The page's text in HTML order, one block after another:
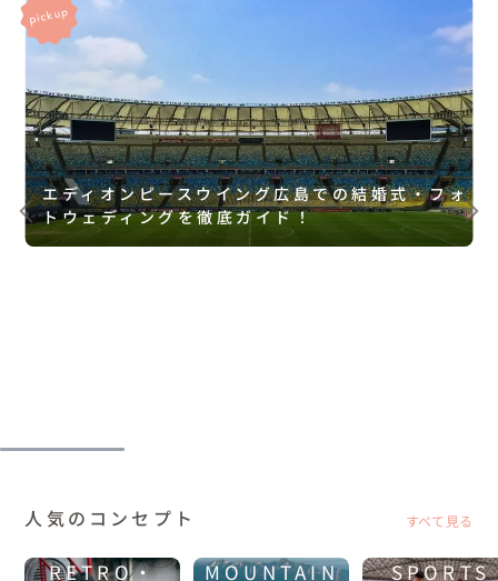
エディオンピースウイング広島での結婚式・フォ
トウェディングを徹底ガイド！
人気のコンセプト すべて見る
RETRO・
MOUNTAIN SPORTS